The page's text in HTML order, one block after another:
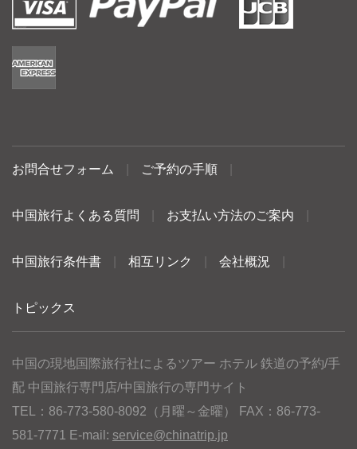
お問合せフォーム ご予約の手順
中国旅行よくある質問 お支払い方法のご案内
中国旅行条件書 相互リンク 会社概況
トピックス
中国の現地国際旅行社によるツアー ホテル 鉄道の予約/手
配 中国旅行専門店/中国旅行の専門サイト
TEL：86-773-580-8092（月曜～金曜） FAX：86-773-
581-7771 E-mail: service@chinatrip.jp